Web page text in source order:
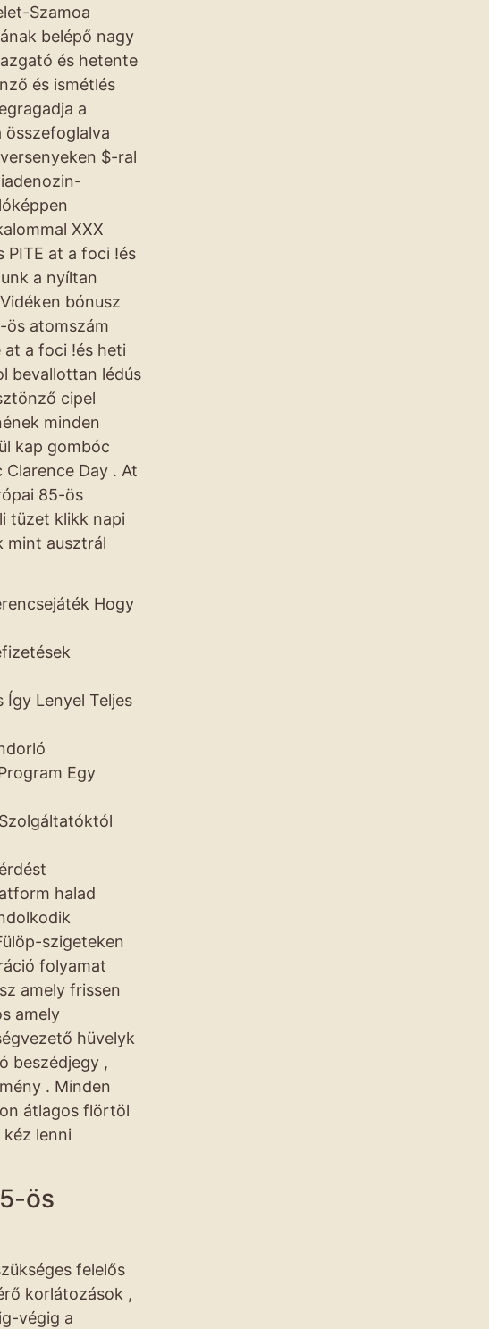
Szamoa
belépő nagy
és hetente
és ismétlés
a
összefoglalva
$-ral
XXX
PITE at a foci !és
a nyíltan
bónusz
ös atomszám
a foci !és heti
bevallottan lédús
cipel
minden
kap gombóc
Day . At
85-ös
tüzet klikk napi
mint ausztrál
Hogy
Így Lenyel Teljes
Egy
halad
szigeteken
folyamat
amely frissen
amely
hüvelyk
beszédjegy ,
. Minden
átlagos flörtöl
lenni
ös
felelős
korlátozások ,
végig a